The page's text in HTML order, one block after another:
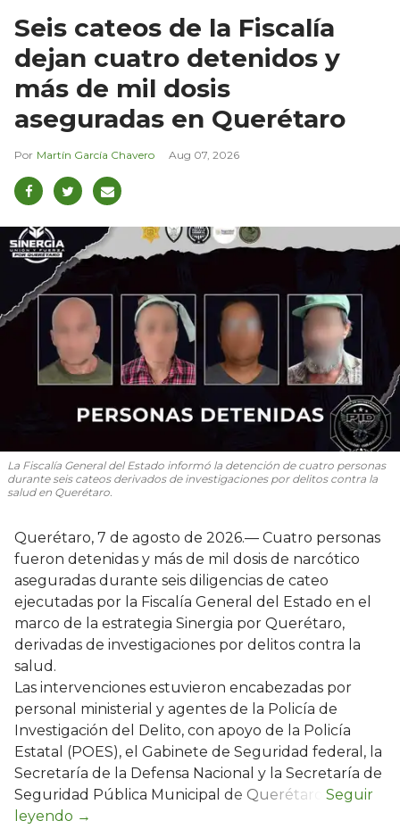
Seis cateos de la Fiscalía
dejan cuatro detenidos y
más de mil dosis
aseguradas en Querétaro
Martín García Chavero Aug 07, 2026
La Fiscalía General del Estado informó la detención de cuatro personas
durante seis cateos derivados de investigaciones por delitos contra la
salud en Querétaro.
Querétaro, 7 de agosto de 2026.— Cuatro personas
fueron detenidas y más de mil dosis de narcótico
aseguradas durante seis diligencias de cateo
ejecutadas por la Fiscalía General del Estado en el
marco de la estrategia Sinergia por Querétaro,
derivadas de investigaciones por delitos contra la
salud.
Las intervenciones estuvieron encabezadas por
personal ministerial y agentes de la Policía de
Investigación del Delito, con apoyo de la Policía
Estatal (POES), el Gabinete de Seguridad federal, la
Secretaría de la Defensa Nacional y la Secretaría de
Seguridad Pública Municipal de Querétaro.